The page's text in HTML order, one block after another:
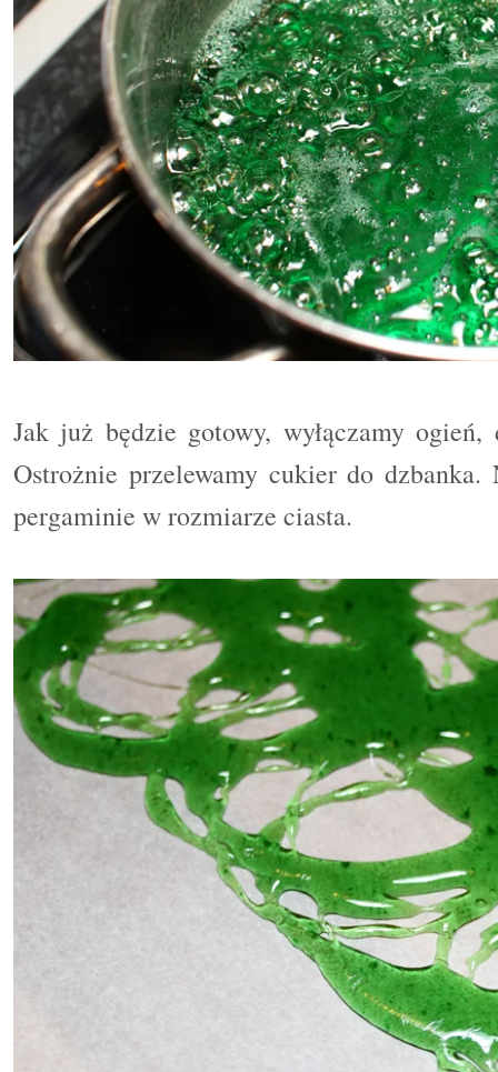
Jak już będzie gotowy, wyłączamy
Ostrożnie przelewamy cukier do
pergaminie w rozmiarze ciasta.